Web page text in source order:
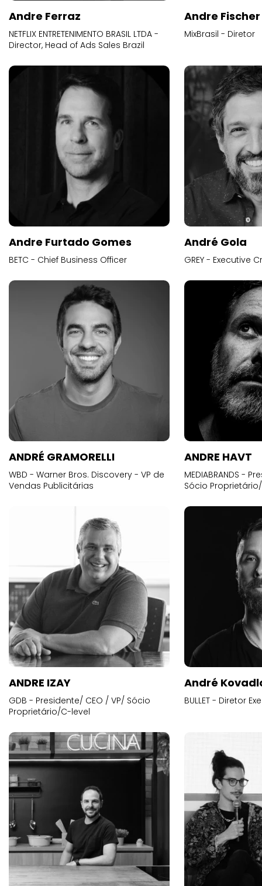
Andre Ferraz
NETFLIX ENTRETENIMENTO BRASIL LTDA -
Director, Head of Ads Sales Brazil
Andre Fischer
MixBrasil - Diretor
Andre Furtado Gomes
BETC - Chief Business Officer
André Gola
GREY - Executive
ANDRÉ GRAMORELLI
WBD - Warner Bros. Discovery - VP de
Vendas Publicitárias
ANDRE HAVT
MEDIABRANDS -
Sócio
ANDRE IZAY
GDB - Presidente/ CEO / VP/ Sócio
Proprietário/C-level
André
BULLET - Diretor